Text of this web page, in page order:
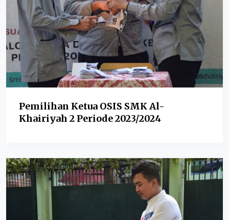
Pemilihan Ketua OSIS SMK Al-
Khairiyah 2 Periode 2023/2024